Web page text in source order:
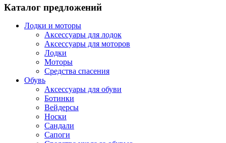
Каталог предложений
Лодки и моторы
Аксессуары для лодок
Аксессуары для моторов
Лодки
Моторы
Средства спасения
Обувь
Аксессуары для обуви
Ботинки
Вейдерсы
Носки
Сандали
Сапоги